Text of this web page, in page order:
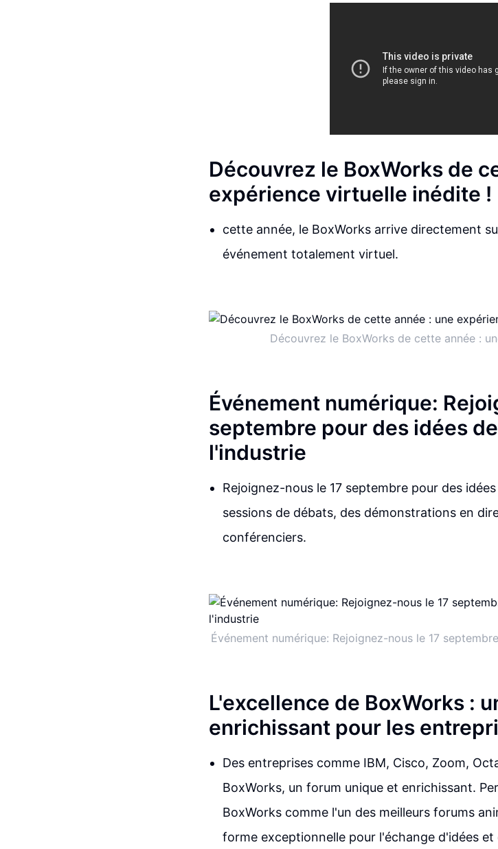
Découvrez le BoxWorks de
expérience virtuelle inédite !
cette année, le BoxWorks arrive directement
événement totalement virtuel.
Découvrez le BoxWorks de cette année :
Événement numérique:
septembre pour des idées
l'industrie
Rejoignez-nous le 17 septembre pour des
sessions de débats, des démonstrations en
conférenciers.
Événement numérique: Rejoignez-nous le 17
L'excellence de BoxWorks :
enrichissant pour les
Des entreprises comme IBM, Cisco, Zoom,
BoxWorks, un forum unique et enrichissant.
BoxWorks comme l'un des meilleurs forums
forme exceptionnelle pour l'échange d'idées